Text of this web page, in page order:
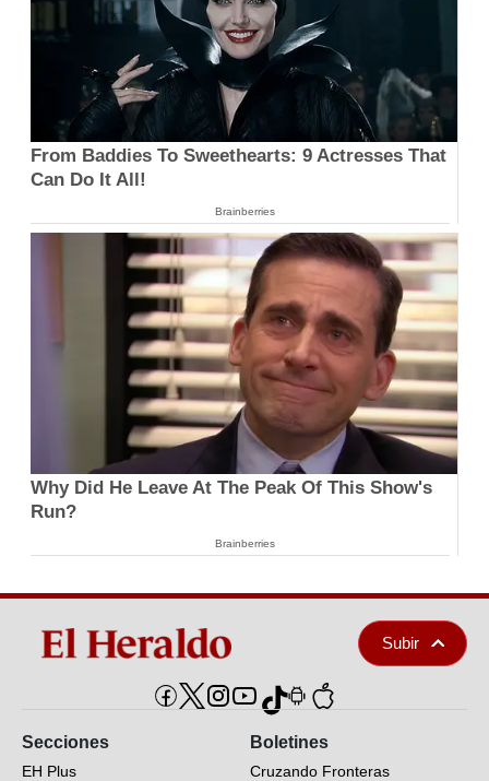
From Baddies To Sweethearts: 9 Actresses That
Can Do It All!
Brainberries
Why Did He Leave At The Peak Of This Show's
Run?
Brainberries
Subir
Secciones
EH Plus
Boletines
Cruzando Fronteras